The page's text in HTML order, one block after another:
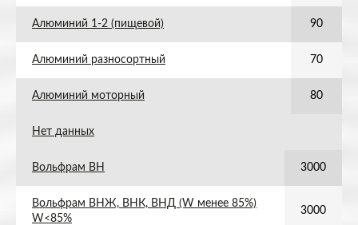
Алюминий 1-2 (пищевой) 90
Алюминий разносортный 70
Алюминий моторный 80
Нет данных
Вольфрам ВН 3000
Вольфрам ВНЖ, ВНК, ВНД (W менее 85%)
W<85%
3000